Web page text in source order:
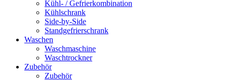
Kühl- / Gefrierkombination
Kühlschrank
Side-by-Side
Standgefrierschrank
Waschen
Waschmaschine
Waschtrockner
Zubehör
Zubehör